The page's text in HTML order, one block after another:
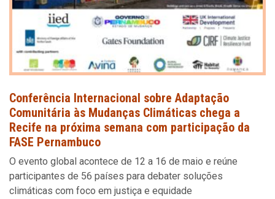
Conferência Internacional sobre Adaptação
Comunitária às Mudanças Climáticas chega a
Recife na próxima semana com participação da
FASE Pernambuco
O evento global acontece de 12 a 16 de maio e reúne
participantes de 56 países para debater soluções
climáticas com foco em justiça e equidade